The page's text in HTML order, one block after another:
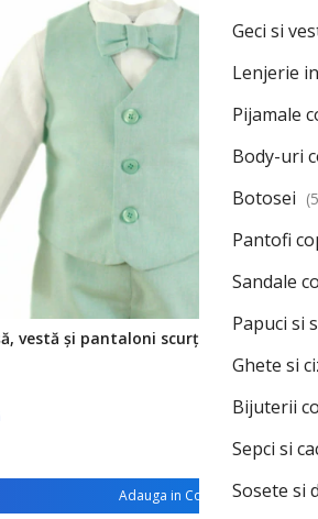
Geci si
Lenjerie
Pijamale
Body-uri
Botosei
Pantofi
Sandale
Papuci si
Ghete si
Bijuterii
Sepci si
Sosete si
vestă și pantaloni scurți, verde cu alb,
Adauga in Cos